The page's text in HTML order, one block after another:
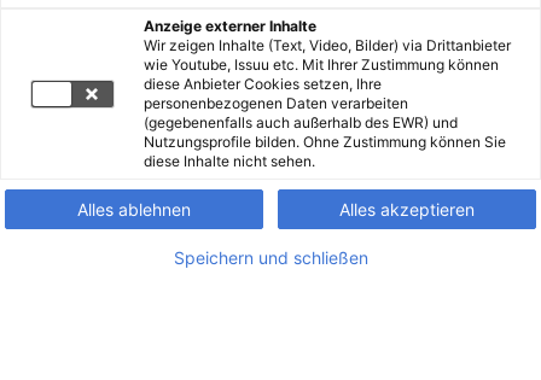
Anzeige externer Inhalte
Wir zeigen Inhalte (Text, Video, Bilder) via Drittanbieter
wie Youtube, Issuu etc. Mit Ihrer Zustimmung können
diese Anbieter Cookies setzen, Ihre
personenbezogenen Daten verarbeiten
(gegebenenfalls auch außerhalb des EWR) und
Nutzungsprofile bilden. Ohne Zustimmung können Sie
diese Inhalte nicht sehen.
Alles ablehnen Alles akzeptieren
Speichern und schließen